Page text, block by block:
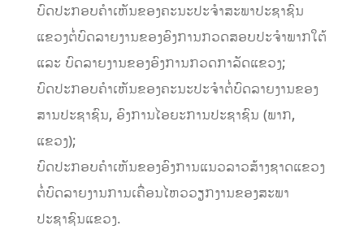
ບົດປະກອບຄໍາເຫັນຂອງຄະນະປະຈໍາສະພາປະຊາຊົນ
ແຂວງຕໍ່ບົດລາຍງານຂອງອົງການກວດສອບປະຈໍາພາກໃຕ້
ແລະ ບົດລາຍງານຂອງອົງການກວດກາລັດແຂວງ;
ບົດປະກອບຄໍາເຫັນຂອງຄະນະປະຈໍາຕໍ່ບົດລາຍງານຂອງ
ສານປະຊາຊົນ, ອົງການໄອຍະການປະຊາຊົນ (ພາກ,
ແຂວງ);
ບົດປະກອບຄໍາເຫັນຂອງອົງການແນວລາວສ້າງຊາດແຂວງ
ຕໍ່ບົດລາຍງານການເຄື່ອນໄຫວວຽກງານຂອງສະພາ
ປະຊາຊົນແຂວງ.